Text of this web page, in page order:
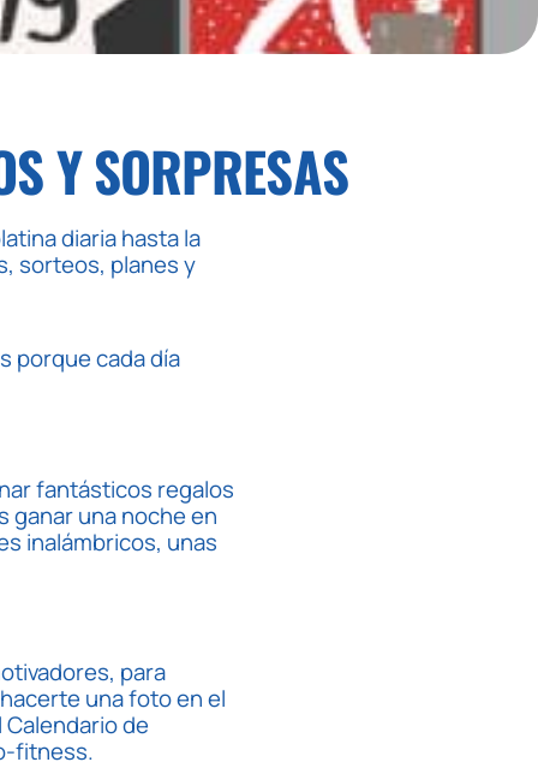
Y SORPRESAS
diaria hasta la
sorteos, planes y
porque cada día
fantásticos regalos
ganar una noche en
inalámbricos, unas
para
una foto en el
de
fitness.